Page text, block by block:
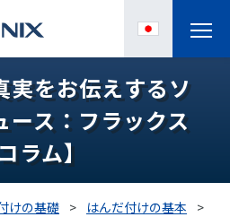
実をお伝えするソ
ース：フラックス
ラム】
けの基礎 > はんだ付けの基本
>